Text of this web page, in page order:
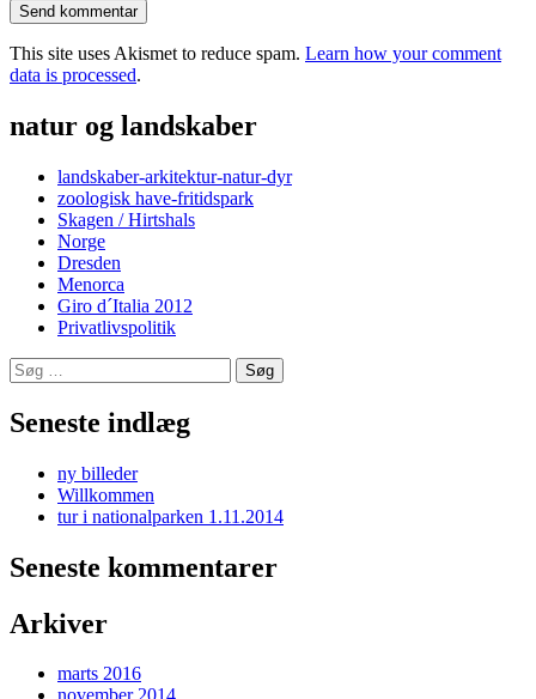
This site uses Akismet to reduce spam. Learn how your comment
data is processed.
natur og landskaber
landskaber-arkitektur-natur-dyr
zoologisk have-fritidspark
Skagen / Hirtshals
Norge
Dresden
Menorca
Giro d´Italia 2012
Privatlivspolitik
Søg
efter:
Seneste indlæg
ny billeder
Willkommen
tur i nationalparken 1.11.2014
Seneste kommentarer
Arkiver
marts 2016